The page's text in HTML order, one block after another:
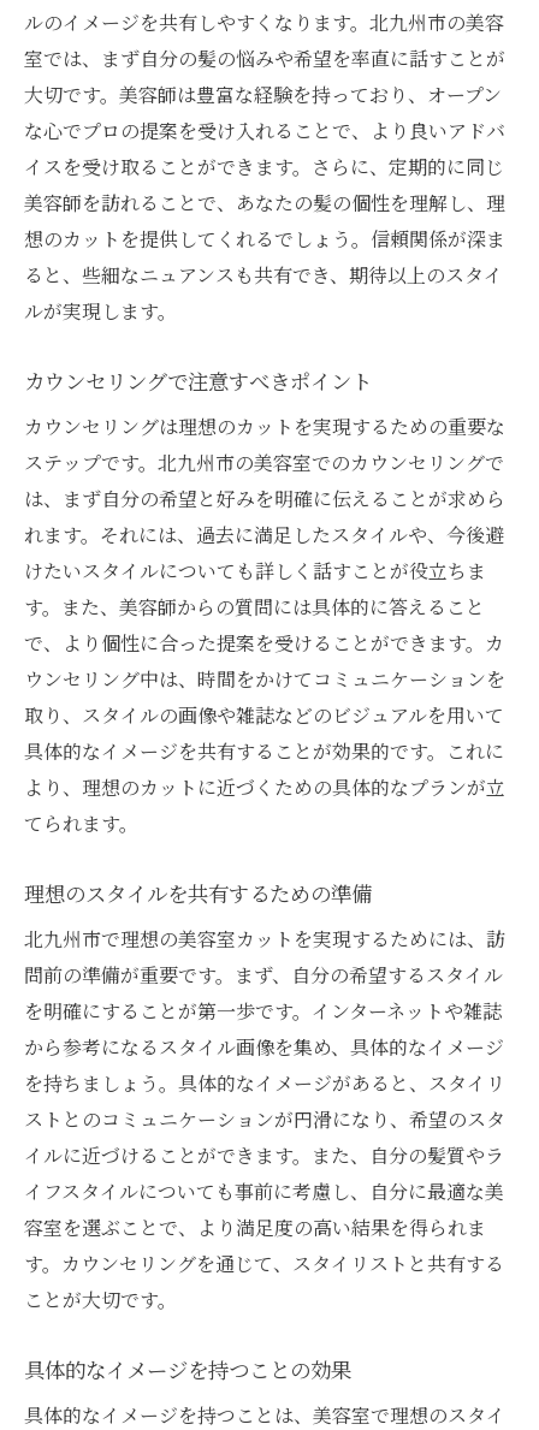
ルのイメージを共有しやすくなります。北九州市の美容
室では、まず自分の髪の悩みや希望を率直に話すことが
大切です。美容師は豊富な経験を持っており、オープン
な心でプロの提案を受け入れることで、より良いアドバ
イスを受け取ることができます。さらに、定期的に同じ
美容師を訪れることで、あなたの髪の個性を理解し、理
想のカットを提供してくれるでしょう。信頼関係が深ま
ると、些細なニュアンスも共有でき、期待以上のスタイ
ルが実現します。
カウンセリングで注意すべきポイント
カウンセリングは理想のカットを実現するための重要な
ステップです。北九州市の美容室でのカウンセリングで
は、まず自分の希望と好みを明確に伝えることが求めら
れます。それには、過去に満足したスタイルや、今後避
けたいスタイルについても詳しく話すことが役立ちま
す。また、美容師からの質問には具体的に答えること
で、より個性に合った提案を受けることができます。カ
ウンセリング中は、時間をかけてコミュニケーションを
取り、スタイルの画像や雑誌などのビジュアルを用いて
具体的なイメージを共有することが効果的です。これに
より、理想のカットに近づくための具体的なプランが立
てられます。
理想のスタイルを共有するための準備
北九州市で理想の美容室カットを実現するためには、訪
問前の準備が重要です。まず、自分の希望するスタイル
を明確にすることが第一歩です。インターネットや雑誌
から参考になるスタイル画像を集め、具体的なイメージ
を持ちましょう。具体的なイメージがあると、スタイリ
ストとのコミュニケーションが円滑になり、希望のスタ
イルに近づけることができます。また、自分の髪質やラ
イフスタイルについても事前に考慮し、自分に最適な美
容室を選ぶことで、より満足度の高い結果を得られま
す。カウンセリングを通じて、スタイリストと共有する
ことが大切です。
具体的なイメージを持つことの効果
具体的なイメージを持つことは、美容室で理想のスタイ